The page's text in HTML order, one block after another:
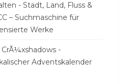
- Stadt, Land, Fluss &
– Suchmaschine für
Werke
-
Adventskalender